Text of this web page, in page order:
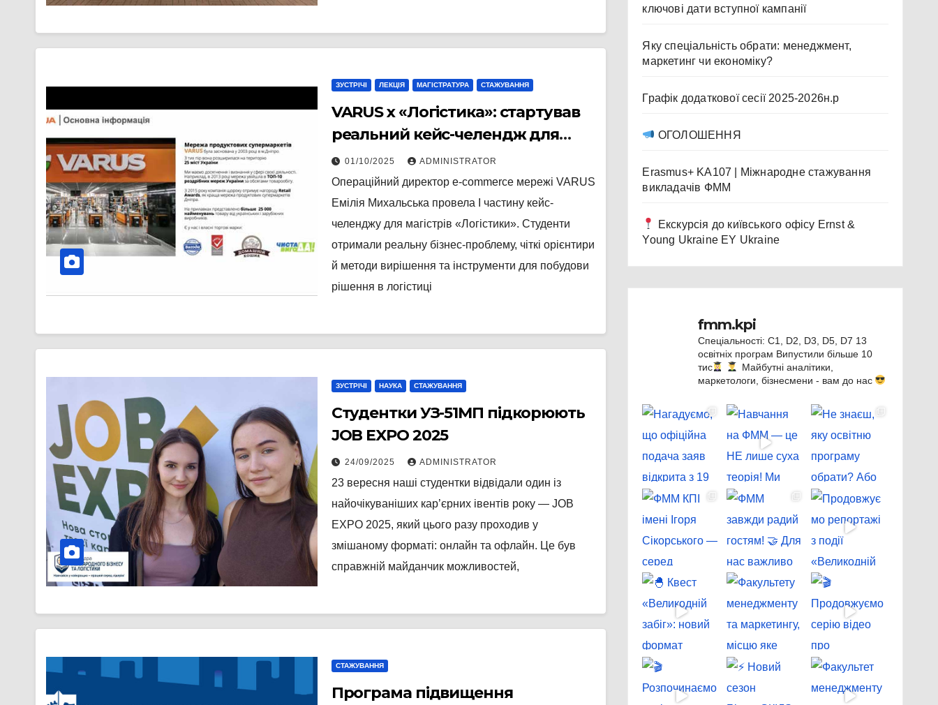
ЗУСТРІЧІ ЛЕКЦІЯ МАГІСТРАТУРА СТАЖУВАННЯ
VARUS x «Логістика»: стартував
реальний кейс-челендж для
магістрів
01/10/2025 ADMINISTRATOR
Операційний директор e-commerce мережі VARUS
Емілія Михальська провела І частину кейс-
челенджу для магістрів «Логістики». Студенти
отримали реальну бізнес-проблему, чіткі орієнтири
й методи вирішення та інструменти для побудови
рішення в логістиці
ЗУСТРІЧІ НАУКА СТАЖУВАННЯ
Студентки УЗ-51МП підкорюють
JOB EXPO 2025
24/09/2025 ADMINISTRATOR
23 вересня наші студентки відвідали один із
найочікуваніших кар’єрних івентів року — JOB
EXPO 2025, який цього разу проходив у
змішаному форматі: онлайн та офлайн. Це був
справжній майданчик можливостей,
СТАЖУВАННЯ
Програма підвищення
ключові дати вступної кампанії
Яку спеціальність обрати: менеджмент,
маркетинг чи економіку?
Графік додаткової сесії 2025-2026н.р
ОГОЛОШЕННЯ
Erasmus+ KA107 | Міжнародне стажування
викладачів ФММ
Екскурсія до київського офісу Ernst &
Young Ukraine EY Ukraine
fmm.kpi
Спеціальності: C1, D2, D3, D5, D7 13
освітніх програм Випустили більше 10
тис
Майбутні аналітики,
маркетологи, бізнесмени - вам до нас